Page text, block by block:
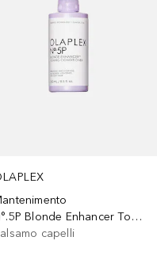
N°.5P Blonde Enhancer Toning Conditioner
capelli